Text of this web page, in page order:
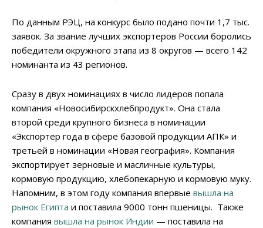
По данным РЭЦ, на конкурс было подано почти 1,7 тыс.
заявок. За звание лучших экспортеров России боролись
победители окружного этапа из 8 округов — всего 142
номинанта из 43 регионов.
Сразу в двух номинациях в число лидеров попала
компания «Новосибирскхлебпродукт». Она стала
второй среди крупного бизнеса в номинации
«Экспортер года в сфере базовой продукции АПК» и
третьей в номинации «Новая география». Компания
экспортирует зерновые и масличные культуры,
кормовую продукцию, хлебопекарную и кормовую муку.
Напомним, в этом году компания впервые вышла на
рынок Египта и поставила 9000 тонн пшеницы. Также
компания вышла на рынок Индии — поставила на